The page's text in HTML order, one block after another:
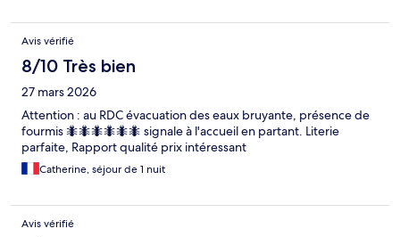
Avis vérifié
8/10 Très bien
27 mars 2026
Attention : au RDC évacuation des eaux bruyante, présence de
fourmis 🐜🐜🐜🐜🐜🐜 signale à l'accueil en partant. Literie
parfaite, Rapport qualité prix intéressant
Catherine, séjour de 1 nuit
Avis vérifié